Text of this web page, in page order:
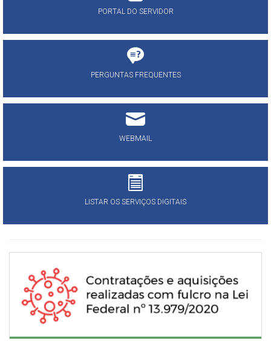
PORTAL DO SERVIDOR
PERGUNTAS FREQUENTES
WEBMAIL
LISTAR OS SERVIÇOS DIGITAIS